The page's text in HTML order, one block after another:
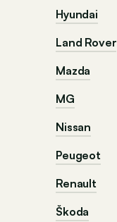
Hyundai
Land Rover
Mazda
MG
Nissan
Peugeot
Renault
Škoda